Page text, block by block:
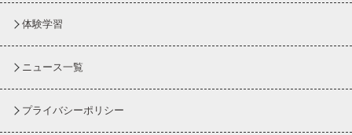
体験学習
ニュース一覧
プライバシーポリシー